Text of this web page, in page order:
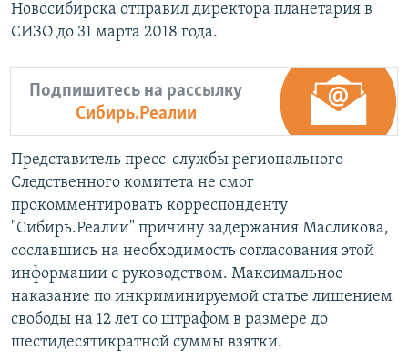
Новосибирска отправил директора планетария в
СИЗО до 31 марта 2018 года.
Подпишитесь на рассылку
Сибирь.Реалии
Представитель пресс-службы регионального
Следственного комитета не смог
прокомментировать корреспонденту
"Сибирь.Реалии" причину задержания Масликова,
сославшись на необходимость согласования этой
информации с руководством. Максимальное
наказание по инкриминируемой статье лишением
свободы на 12 лет со штрафом в размере до
шестидесятикратной суммы взятки.